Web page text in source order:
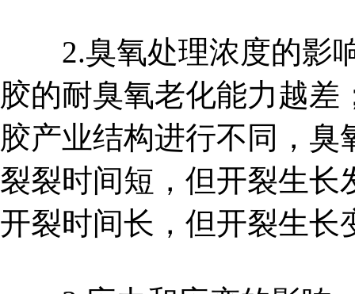
2.臭氧处理浓度的影响
胶的耐臭氧老化能力越
胶产业结构进行不同，臭
裂裂时间短，但开裂生长
开裂时间长，但开裂生长